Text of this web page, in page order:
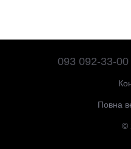
093 092-33-00
Повна
©